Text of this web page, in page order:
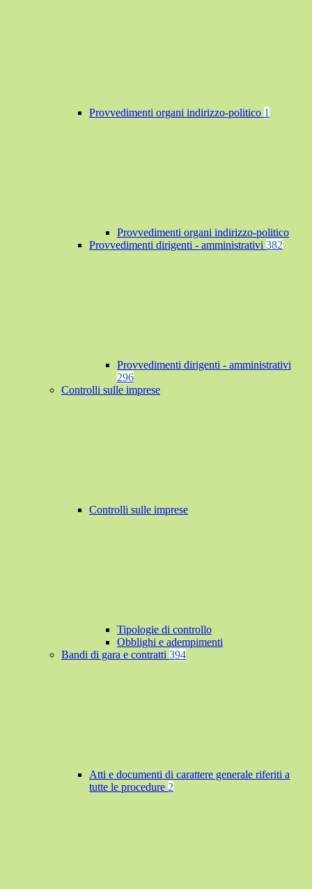
Provvedimenti organi indirizzo-politico 1
Provvedimenti organi indirizzo-politico
Provvedimenti dirigenti - amministrativi 382
Provvedimenti dirigenti - amministrativi
296
Controlli sulle imprese
Controlli sulle imprese
Tipologie di controllo
Obblighi e adempimenti
Bandi di gara e contratti 394
Atti e documenti di carattere generale riferiti a
tutte le procedure 2